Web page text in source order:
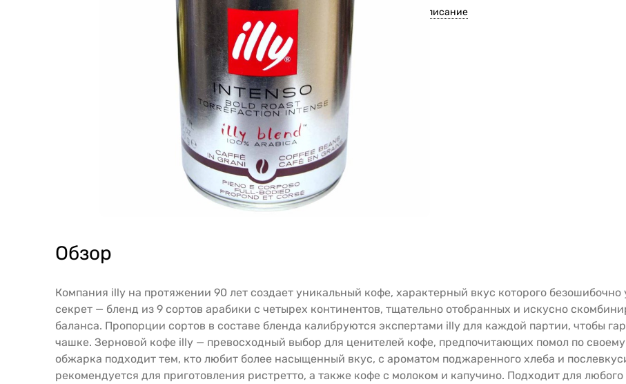
Все описание
Обзор
Компания illy на протяжении 90 лет создает уникальный кофе, характерный вкус которого безошибочно
секрет — бленд из 9 сортов арабики с четырех континентов, тщательно отобранных и искусно
баланса. Пропорции сортов в составе бленда калибруются экспертами illy для каждой партии, чтобы
чашке. Зерновой кофе illy — превосходный выбор для ценителей кофе, предпочитающих помол по своему
обжарка подходит тем, кто любит более насыщенный вкус, с ароматом поджаренного хлеба и
рекомендуется для приготовления ристретто, а также кофе с молоком и капучино. Подходит для